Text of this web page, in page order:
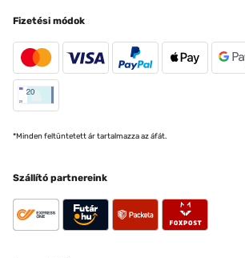
Fizetési módok
*Minden feltüntetett ár tartalmazza az áfát.
Szállító partnereink